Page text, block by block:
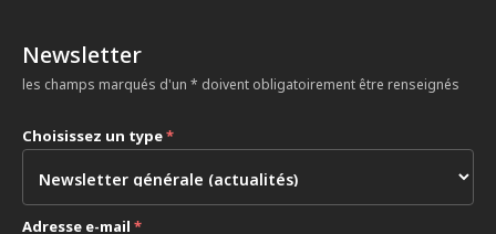
Newsletter
les champs marqués d'un * doivent obligatoirement être renseignés
Choisissez un type*
Adresse e-mail *